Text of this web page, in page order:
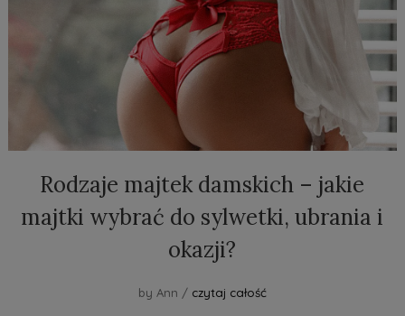
Rodzaje majtek damskich – jakie
majtki wybrać do sylwetki, ubrania i
okazji?
by Ann / czytaj całość